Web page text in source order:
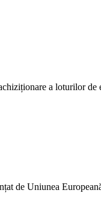
a loturilor
de Uniunea